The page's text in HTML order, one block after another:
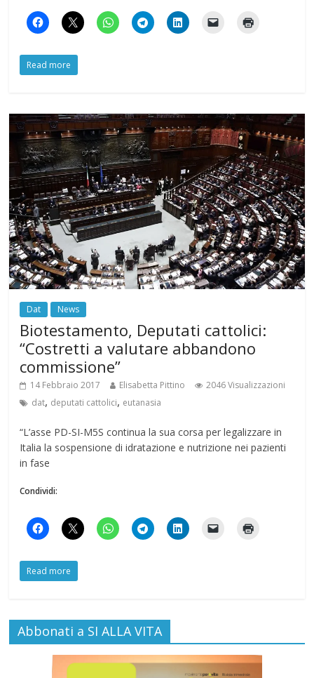
Read more
Dat News
Biotestamento, Deputati cattolici:
“Costretti a valutare abbandono
commissione”
14 Febbraio 2017 Elisabetta Pittino
2046 Visualizzazioni
dat, deputati cattolici, eutanasia
“L’asse PD-SI-M5S continua la sua corsa per legalizzare in
Italia la sospensione di idratazione e nutrizione nei pazienti
in fase
Condividi:
Read more
Abbonati a SI ALLA VITA